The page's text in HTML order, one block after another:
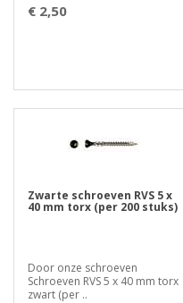
€ 2,50
Zwarte schroeven RVS 5 x
40 mm torx (per 200 stuks)
Door onze schroeven
Schroeven RVS 5 x 40 mm torx
zwart (per ..